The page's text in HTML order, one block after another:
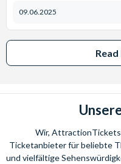
09.06.2025
Wir,
Ticketanbieter für beliebte
und vielfältige